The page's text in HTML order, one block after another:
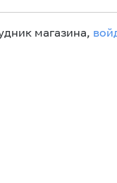
магазина,